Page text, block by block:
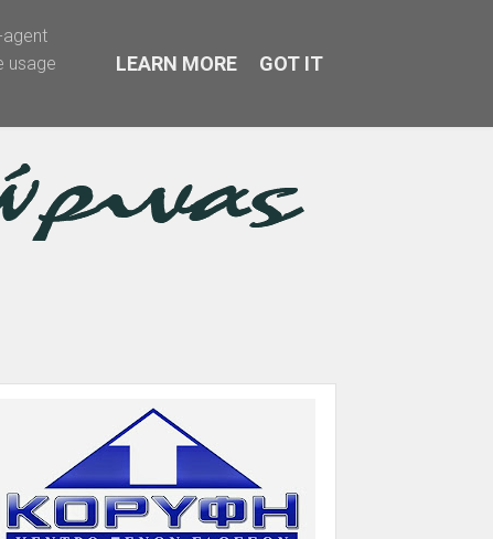
usage
LEARN MORE GOT IT